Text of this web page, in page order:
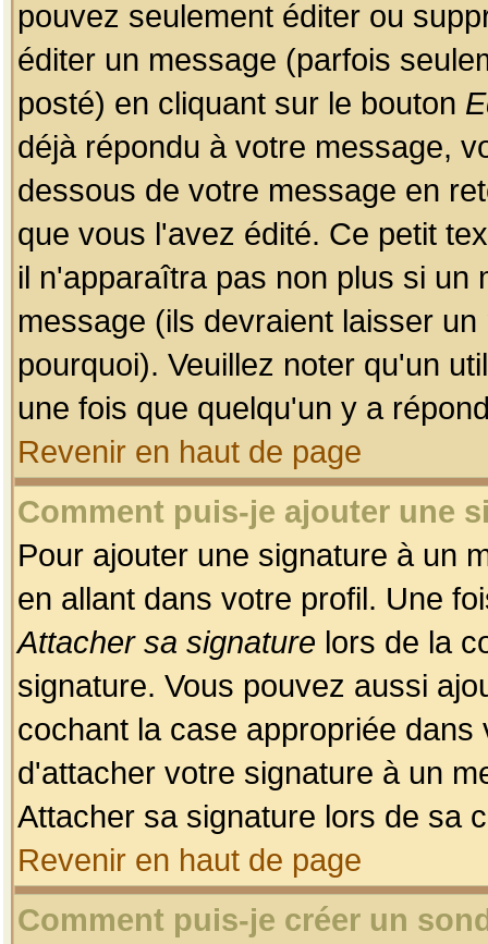
pouvez seulement éditer ou
éditer un message (parfois
posté) en cliquant sur le bouton
déjà répondu à votre message,
dessous de votre message en
que vous l'avez édité. Ce petit
il n'apparaîtra pas non plus si un
message (ils devraient laisser
pourquoi). Veuillez noter qu'un
une fois que quelqu'un y a
Revenir en haut de page
Comment puis-je ajouter une
Pour ajouter une signature à un
en allant dans votre profil. Une
Attacher sa signature lors de la
signature. Vous pouvez aussi
cochant la case appropriée
d'attacher votre signature à un
Attacher sa signature lors de sa
Revenir en haut de page
Comment puis-je créer un